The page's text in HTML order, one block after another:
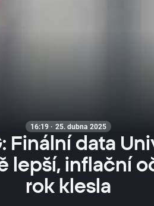
16:19 · 25. dubna 2025
Finální data
lepší, inflační
rok klesla